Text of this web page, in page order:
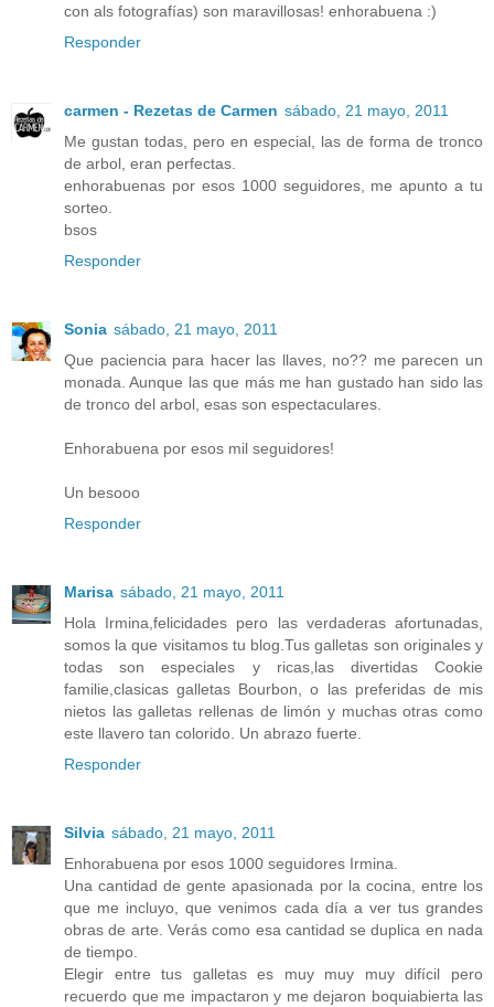
con als fotografías) son maravillosas! enhorabuena :)
Responder
carmen - Rezetas de Carmen sábado, 21 mayo, 2011
Me gustan todas, pero en especial, las de forma de tronco
de arbol, eran perfectas.
enhorabuenas por esos 1000 seguidores, me apunto a tu
sorteo.
bsos
Responder
Sonia sábado, 21 mayo, 2011
Que paciencia para hacer las llaves, no?? me parecen un
monada. Aunque las que más me han gustado han sido las
de tronco del arbol, esas son espectaculares.
Enhorabuena por esos mil seguidores!
Un besooo
Responder
Marisa sábado, 21 mayo, 2011
Hola Irmina,felicidades pero las verdaderas afortunadas,
somos la que visitamos tu blog.Tus galletas son originales y
todas son especiales y ricas,las divertidas Cookie
familie,clasicas galletas Bourbon, o las preferidas de mis
nietos las galletas rellenas de limón y muchas otras como
este llavero tan colorido. Un abrazo fuerte.
Responder
Silvia sábado, 21 mayo, 2011
Enhorabuena por esos 1000 seguidores Irmina.
Una cantidad de gente apasionada por la cocina, entre los
que me incluyo, que venimos cada día a ver tus grandes
obras de arte. Verás como esa cantidad se duplica en nada
de tiempo.
Elegir entre tus galletas es muy muy muy difícil pero
recuerdo que me impactaron y me dejaron boquiabierta las